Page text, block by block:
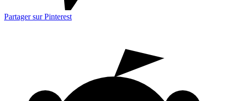
Partager sur Pinterest